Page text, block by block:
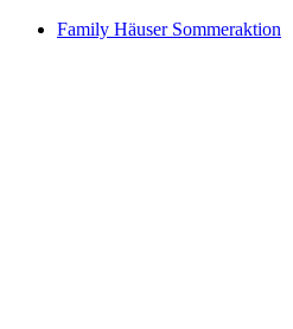
Family Häuser Sommeraktion